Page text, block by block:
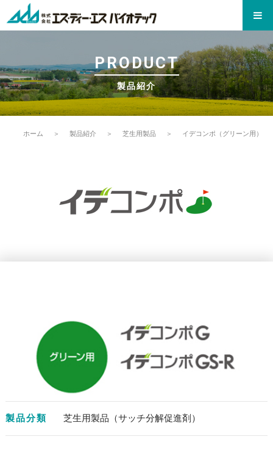
PRODUCT
製品紹介
ホーム ＞ 製品紹介 ＞ 芝生用製品 ＞ イデコンポ（グリーン用）
製品分類 芝生用製品（サッチ分解促進剤）